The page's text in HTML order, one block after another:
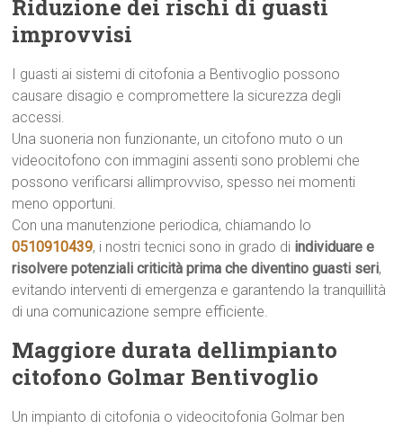
Riduzione dei rischi di guasti
improvvisi
I guasti ai sistemi di citofonia a Bentivoglio possono
causare disagio e compromettere la sicurezza degli
accessi.
Una suoneria non funzionante, un citofono muto o un
videocitofono con immagini assenti sono problemi che
possono verificarsi allimprovviso, spesso nei momenti
meno opportuni.
Con una manutenzione periodica, chiamando lo
0510910439, i nostri tecnici sono in grado di individuare e
risolvere potenziali criticità prima che diventino guasti seri,
evitando interventi di emergenza e garantendo la tranquillità
di una comunicazione sempre efficiente.
Maggiore durata dellimpianto
citofono Golmar Bentivoglio
Un impianto di citofonia o videocitofonia Golmar ben